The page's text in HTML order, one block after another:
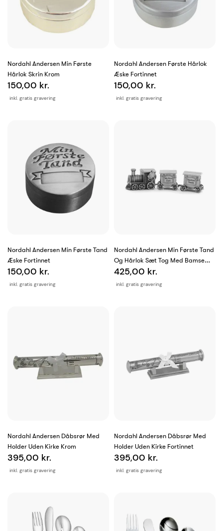
Nordahl Andersen Min Første
Hårlok Skrin Krom
inkl. gratis gravering
150,00 kr.
Nordahl Andersen Første Hårlok
Æske Fortinnet
inkl. gratis gravering
150,00 kr.
Nordahl Andersen Min Første Tand
Æske Fortinnet
inkl. gratis gravering
150,00 kr.
Nordahl Andersen Min Første Tand
Og Hårlok Sæt Tog Med Bamse
Fortinnet
inkl. gratis gravering
425,00 kr.
Nordahl Andersen Dåbsrør Med
Holder Uden Kirke Krom
inkl. gratis gravering
395,00 kr.
Nordahl Andersen Dåbsrør Med
Holder Uden Kirke Fortinnet
inkl. gratis gravering
395,00 kr.